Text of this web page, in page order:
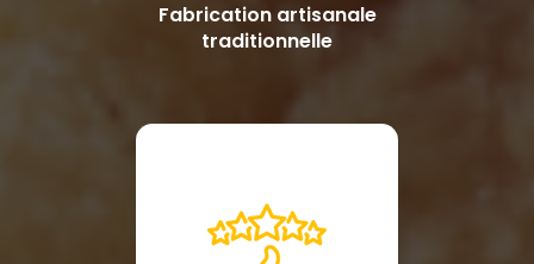
Fabrication artisanale
traditionnelle